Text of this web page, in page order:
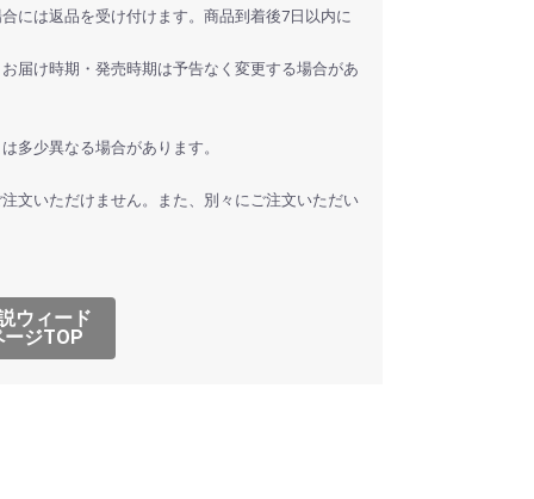
には返品を受け付けます。商品到着後7日以内に
届け時期・発売時期は予告なく変更する場合があ
多少異なる場合があります。
文いただけません。また、別々にご注文いただい
ウィード
ージTOP